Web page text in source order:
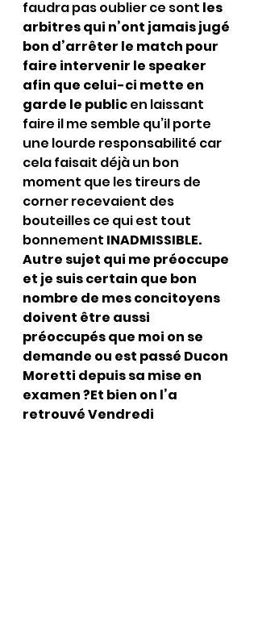
faudra pas oublier ce sont les
arbitres qui n’ont jamais jugé
bon d’arrêter le match pour
faire intervenir le speaker
afin que celui-ci mette en
garde le public en laissant
faire il me semble qu’il porte
une lourde responsabilité car
cela faisait déjà un bon
moment que les tireurs de
corner recevaient des
bouteilles ce qui est tout
bonnement INADMISSIBLE.
Autre sujet qui me préoccupe
et je suis certain que bon
nombre de mes concitoyens
doivent être aussi
préoccupés que moi on se
demande ou est passé Ducon
Moretti depuis sa mise en
examen ?Et bien on l’a
retrouvé Vendredi